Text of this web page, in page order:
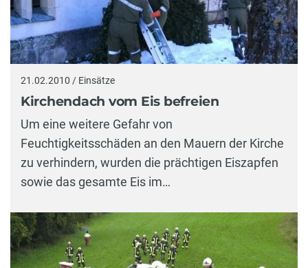
21.02.2010 / Einsätze
Kirchendach vom Eis befreien
Um eine weitere Gefahr von
Feuchtigkeitsschäden an den Mauern der Kirche
zu verhindern, wurden die prächtigen Eiszapfen
sowie das gesamte Eis im…